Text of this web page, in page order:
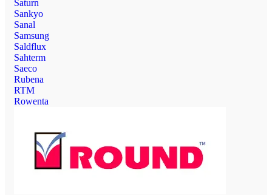
Saturn
Sankyo
Sanal
Samsung
Saldflux
Sahterm
Saeco
Rubena
RTM
Rowenta